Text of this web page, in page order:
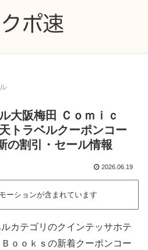
大阪梅田 Ｃｏｍｉｃ
トラベルクーポンコー
の割引・セール情報
2026.06.19
ーションが含まれています
カテゴリのクインテッサホテ
ｏｏｋｓの新着クーポンコー